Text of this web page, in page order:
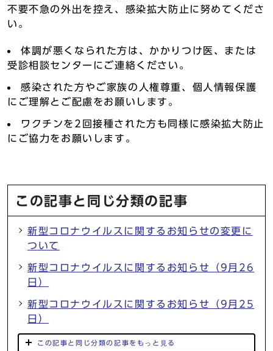
不要不急の外出を控え、感染拡大防止に努めてくださ
い。
体調が悪くなられた方は、かかりつけ医、または
受診相談センターにご連絡ください。
感染された方やご家族の人権尊重、個人情報保護
にご理解とご配慮をお願いします。
ワクチンを2回接種された方も同様に感染拡大防止
にご協力をお願いします。
この記事と同じ分類の記事
新型コロナウイルスに関するお知らせの変更に
ついて
新型コロナウイルスに関するお知らせ（9月26
日）
新型コロナウイルスに関するお知らせ（9月25
日）
この記事と同じ分類の記事をもっと見る